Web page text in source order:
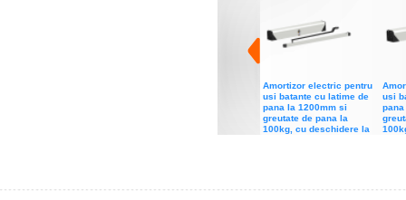
Amortizor electric pentru
usi batante cu latime de
pana la 1200mm si
greutate de pana la
100kg, cu deschidere la
usi